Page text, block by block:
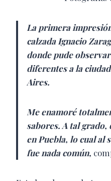
La primera
calzada Ignacio
donde pude
diferentes a la
Aires.
Me enamoré
sabores. A tal
en Puebla, lo cual al
fue nada común,